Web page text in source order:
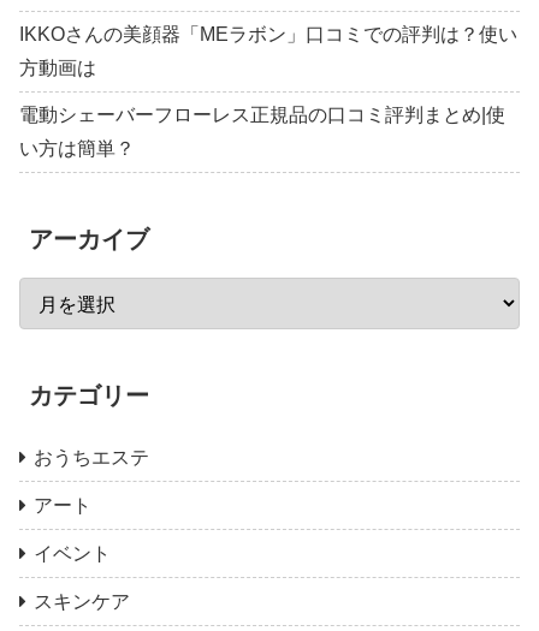
IKKOさんの美顔器「MEラボン」口コミでの評判は？使い
方動画は
電動シェーバーフローレス正規品の口コミ評判まとめ|使
い方は簡単？
アーカイブ
カテゴリー
おうちエステ
アート
イベント
スキンケア